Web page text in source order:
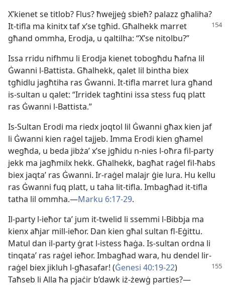
X’kienet se titlob? Flus? ħwejjeġ sbieħ? palazz għaliha?
It-​tifla ma kinitx taf x’se tgħid. Għalhekk marret
għand ommha, Erodja, u qaltilha: “X’se nitolbu?”
Issa rridu nifhmu li Erodja kienet tobogħdu ħafna lil
Ġwanni l-​Battista. Għalhekk, qalet lil bintha biex
tgħidlu jagħtiha ras Ġwanni. It-​tifla marret lura għand
is-​sultan u qalet: “Irridek tagħtini issa stess fuq platt
ras Ġwanni l-​Battista.”
Is-Sultan Erodi ma riedx joqtol lil Ġwanni għax kien jaf
li Ġwanni kien raġel tajjeb. Imma Erodi kien għamel
wegħda, u beda jibżaʼ x’se jgħidu n-​nies l-​oħra fil-​party
jekk ma jagħmilx hekk. Għalhekk, bagħat raġel fil-​ħabs
biex jaqtaʼ ras Ġwanni. Ir-​raġel malajr ġie lura. Hu kellu
ras Ġwanni fuq platt, u taha lit-​tifla. Imbagħad it-​tifla
tatha lil ommha.​—Marku 6:​17-29.
Il-party l-​ieħor taʼ jum it-​twelid li ssemmi l-​Bibbja ma
kienx aħjar mill-​ieħor. Dan kien għal sultan fl-​Eġittu.
Matul dan il-​party ġrat l-​istess ħaġa. Is-​sultan ordna li
tinqataʼ ras raġel ieħor. Imbagħad wara, hu dendel lir-​
raġel biex jikluh l-​għasafar! (Ġenesi 40:​19-22)
Taħseb li Alla ħa pjaċir b’dawk iż-​żewġ parties?—